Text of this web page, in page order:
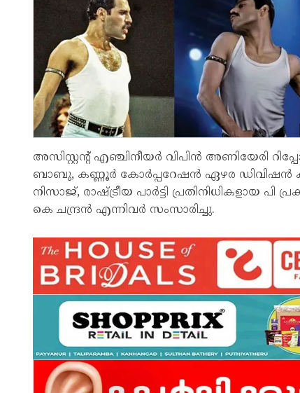
അസിസ്റ്റന്റ് എഞ്ചിനീയർ വിപിൻ അണിയേരി
ബാബു, കണ്ണൂർ കോർപ്പറേഷൻ ഏഴര ഡിവിഷൻ
നിസാജ്, രാഷ്ട്രീയ പാർട്ടി പ്രതിനിധികളായ
കെ ചന്ദ്രൻ എന്നിവർ സംസാരിച്ചു.